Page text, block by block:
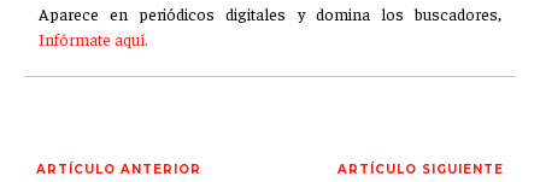
Aparece en periódicos digitales y domina los buscadores,
Infórmate aquí.
ARTÍCULO ANTERIOR ARTÍCULO SIGUIENTE